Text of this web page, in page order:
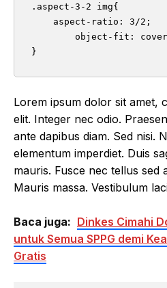
.aspect-3-2 img{
}
Lorem ipsum dolor sit amet,
elit. Integer nec odio.
ante dapibus diam. Sed nisi.
elementum imperdiet. Duis
mauris. Fusce nec tellus sed
Mauris massa. Vestibulum
Baca juga: Dinkes Cimahi
untuk Semua SPPG demi
Gratis